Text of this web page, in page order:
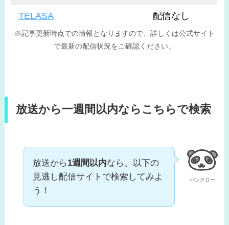
TELASA 配信なし
※記事更新時点での情報となりますので、詳しくは公式サイト
で最新の配信状況をご確認ください。
放送から一週間以内ならこちらで検索
パンクロー
放送から1週間以内なら、以下の
見逃し配信サイトで検索してみよ
う！